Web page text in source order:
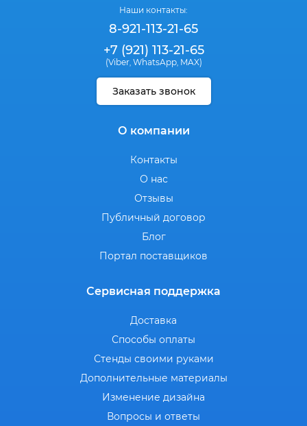
Наши контакты:
8-921-113-21-65
+7 (921) 113-21-65
(Viber, WhatsApp, MAX)
Заказать звонок
О компании
Контакты
О нас
Отзывы
Публичный договор
Блог
Портал поставщиков
Сервисная поддержка
Доставка
Способы оплаты
Стенды своими руками
Дополнительные материалы
Изменение дизайна
Вопросы и ответы